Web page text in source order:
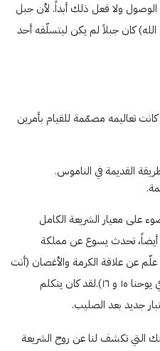
ولا فعل ذلك أبداً. لأن جبل
كان جبلاً لم يكن ليتسلّقه أحد
تعاليمه مصمّمة للقيام بأمرين
القديمة في الناموس.
على معيار الشريعة الكامل
أيضاً، تحدث يسوع عن مملكة
عن علاقة الكرمة والأغصان (أنت
في وأنا فيك)، ومجيء الروح القدس (في يوحنا ە١ و ١٦).لقد كان يتكلم
جديد بعد الصليب.
التي تكشف لنا عن روح الشريعة